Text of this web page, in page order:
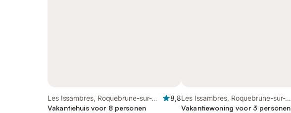
Les Issambres, Roquebrune-sur-
Argens
8,8
Vakantiehuis voor 8 personen
Les Issambres, Roquebrune-sur-
Argens
Vakantiewoning voor 3 personen